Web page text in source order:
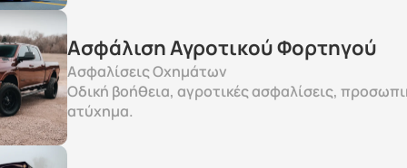
Ασφάλιση Αγροτικού Φορτηγού
Ασφαλίσεις Οχημάτων
Οδική βοήθεια, αγροτικές ασφαλίσεις,
ατύχημα.